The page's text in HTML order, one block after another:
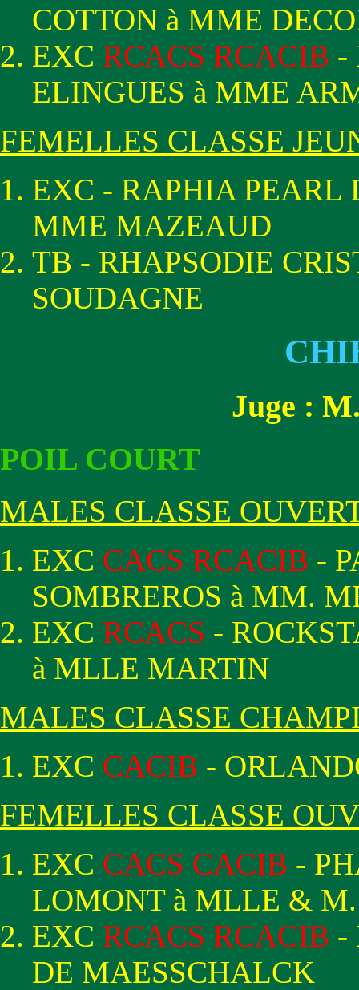
COTTON à MME
EXC RCACS RCACIB -
ELINGUES à MME
FEMELLES CLASSE
EXC - RAPHIA PEARL
MME MAZEAUD
TB - RHAPSODIE
SOUDAGNE
Juge :
POIL COURT
MALES CLASSE
EXC CACS RCACIB -
SOMBREROS à MM.
EXC RCACS -
à MLLE MARTIN
MALES CLASSE
EXC CACIB -
FEMELLES CLASSE
EXC CACS CACIB -
LOMONT à MLLE &
EXC RCACS RCACIB -
DE MAESSCHALCK